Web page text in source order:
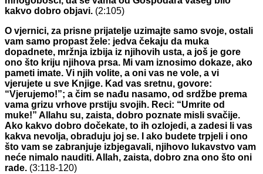
kakvo dobro objavi. (2:105)
O vjernici, za prisne prijatelje uzimajte samo svoje, ostali
vam samo propast žele: jedva čekaju da muka
dopadnete, mržnja izbija iz njihovih usta, a još je gore
ono što kriju njihova prsa. Mi vam iznosimo dokaze, ako
pameti imate. Vi njih volite, a oni vas ne vole, a vi
vjerujete u sve Knjige. Kad vas sretnu, govore:
“Vjerujemo!”; a čim se nađu nasamo, od srdžbe prema
vama grizu vrhove prstiju svojih. Reci: “Umrite od
muke!” Allahu su, zaista, dobro poznate misli svačije.
Ako kakvo dobro dočekate, to ih ozlojedi, a zadesi li vas
kakva nevolja, obraduju joj se. I ako budete trpjeli i ono
što vam se zabranjuje izbjegavali, njihovo lukavstvo vam
neće nimalo nauditi. Allah, zaista, dobro zna ono što oni
rade. (3:118-120)